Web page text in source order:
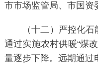
市市场监管局、市国资
（十二）严控化石能
通过实施农村供暖“煤
量逐步下降。远期通过